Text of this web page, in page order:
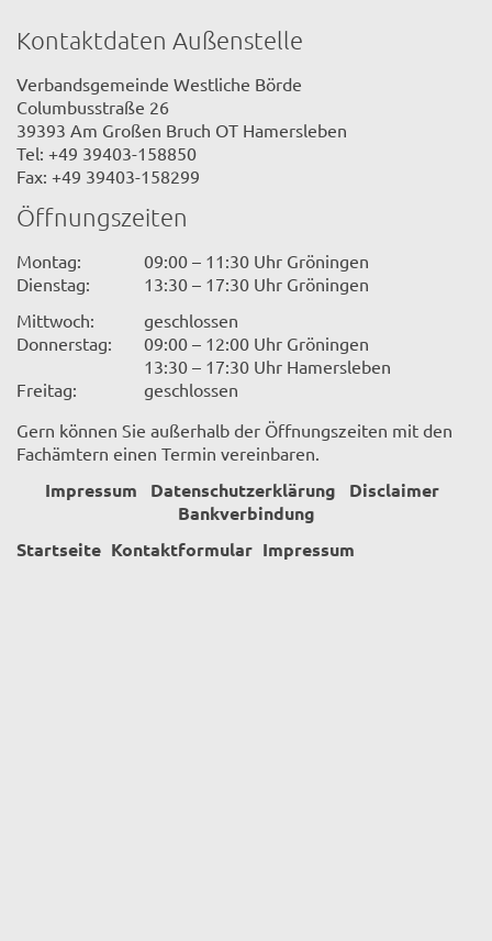
Kontaktdaten Außenstelle
Verbandsgemeinde Westliche Börde
Columbusstraße 26
39393 Am Großen Bruch OT Hamersleben
Tel: +49 39403-158850
Fax: +49 39403-158299
Öffnungszeiten
Montag:
09:00 – 11:30 Uhr Gröningen
Dienstag:
13:30 – 17:30 Uhr Gröningen
Mittwoch:
geschlossen
Donnerstag:
09:00 – 12:00 Uhr Gröningen
13:30 – 17:30 Uhr Hamersleben
Freitag:
geschlossen
Gern können Sie außerhalb der Öffnungszeiten mit den
Fachämtern einen Termin vereinbaren.
Impressum Datenschutzerklärung
Disclaimer
Bankverbindung
Startseite Kontaktformular Impressum